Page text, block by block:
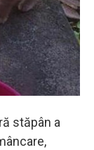
stăpân a